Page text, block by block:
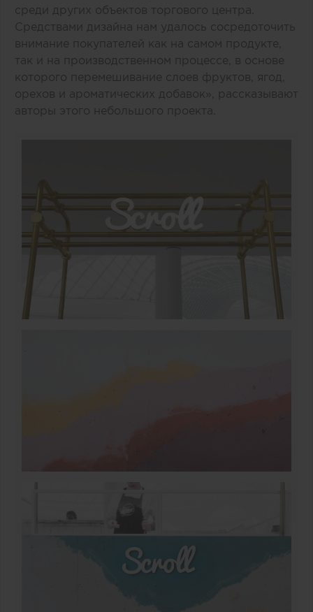
среди других объектов торгового центра.
Средствами дизайна нам удалось сосредоточить
внимание покупателей как на самом продукте,
так и на производственном процессе, в основе
которого перемешивание слоев фруктов, ягод,
орехов и ароматических добавок», рассказывают
авторы этого небольшого проекта.